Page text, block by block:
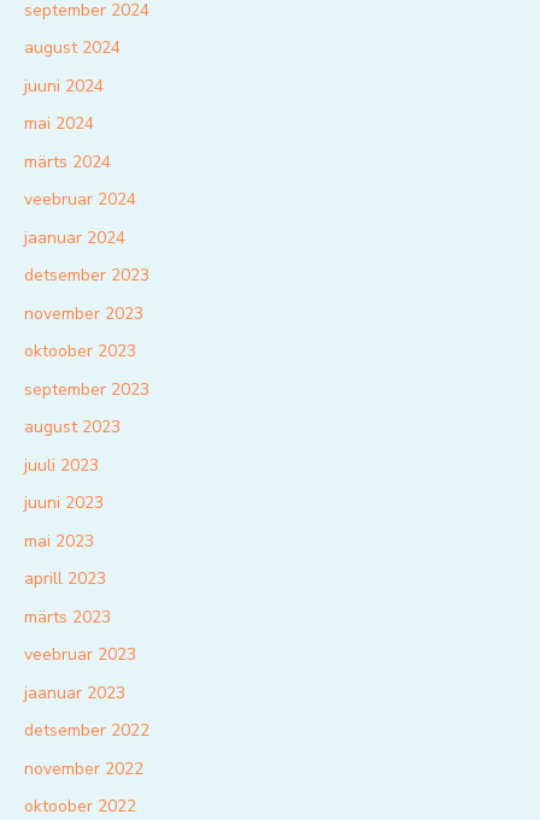
september 2024
august 2024
juuni 2024
mai 2024
märts 2024
veebruar 2024
jaanuar 2024
detsember 2023
november 2023
oktoober 2023
september 2023
august 2023
juuli 2023
juuni 2023
mai 2023
aprill 2023
märts 2023
veebruar 2023
jaanuar 2023
detsember 2022
november 2022
oktoober 2022